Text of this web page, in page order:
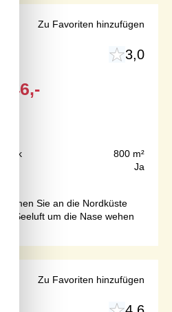
3,0
346,-
800 m²
Ja
Sie an die Nordküste
Seeluft um die Nase wehen
Zu Favoriten hinzufügen
Zu Favoriten hinzufügen